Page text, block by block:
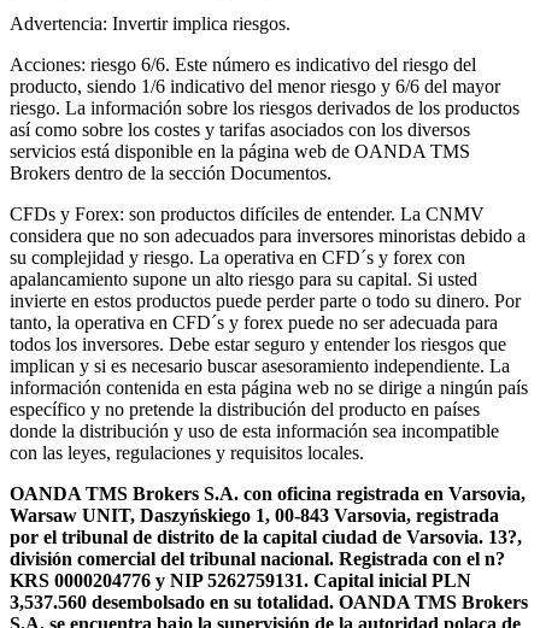
Advertencia: Invertir implica riesgos.
Acciones: riesgo 6/6. Este número es indicativo del riesgo del
producto, siendo 1/6 indicativo del menor riesgo y 6/6 del mayor
riesgo. La información sobre los riesgos derivados de los productos
así como sobre los costes y tarifas asociados con los diversos
servicios está disponible en la página web de OANDA TMS
Brokers dentro de la sección Documentos.
CFDs y Forex: son productos difíciles de entender. La CNMV
considera que no son adecuados para inversores minoristas debido a
su complejidad y riesgo. La operativa en CFD´s y forex con
apalancamiento supone un alto riesgo para su capital. Si usted
invierte en estos productos puede perder parte o todo su dinero. Por
tanto, la operativa en CFD´s y forex puede no ser adecuada para
todos los inversores. Debe estar seguro y entender los riesgos que
implican y si es necesario buscar asesoramiento independiente. La
información contenida en esta página web no se dirige a ningún país
específico y no pretende la distribución del producto en países
donde la distribución y uso de esta información sea incompatible
con las leyes, regulaciones y requisitos locales.
OANDA TMS Brokers S.A. con oficina registrada en Varsovia,
Warsaw UNIT, Daszyńskiego 1, 00-843 Varsovia, registrada
por el tribunal de distrito de la capital ciudad de Varsovia. 13?,
división comercial del tribunal nacional. Registrada con el n?
KRS 0000204776 y NIP 5262759131. Capital inicial PLN
3,537.560 desembolsado en su totalidad. OANDA TMS Brokers